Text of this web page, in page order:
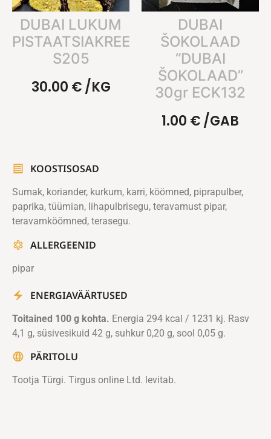
DUBAI LUKUM
PISTAATSIAKREEMIGA
S205
30.00 €/KG
DUBAI
ŠOKOLAAD
“DUBAI
ŠOKOLAAD”
30gr ECK132
1.00 €/GAB
KOOSTISOSAD
Sumak, koriander, kurkum, karri, köömned, piprapulber,
paprika, tüümian, lihapulbrisegu, teravamust pipar,
teravamköömned, terasegu.
ALLERGEENID
pipar
ENERGIAVÄÄRTUSED
Toitained 100 g kohta. Energia 294 kcal / 1231 kj. Rasv
4,1 g, süsivesikuid 42 g, suhkur 0,20 g, sool 0,05 g.
PÄRITOLU
Tootja Türgi. Tirgus online Ltd. levitab.